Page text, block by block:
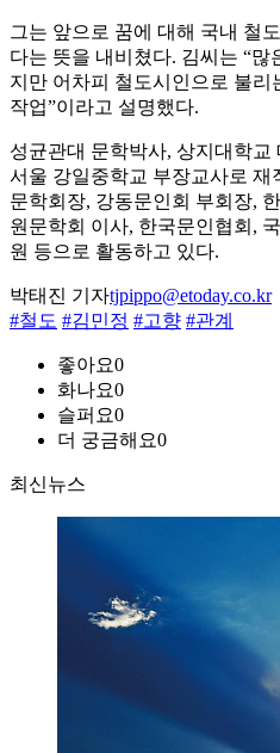
그는 앞으로 꿈에 대해 국내 철
다는 뜻을 내비쳤다. 김씨는 “많
지만 어차피 철도시인으로 불
작업”이라고 설명했다.
성균관대 문학박사, 상지대학교
서울 강일중학교 부장교사로 재
문학회장, 강동문인회 부회장,
원문학회 이사, 한국문인협회,
원 등으로 활동하고 있다.
박태진 기자tjpippo@etoday.co.kr
#철도 #김민정 #고향 #관계
좋아요0
화나요0
슬퍼요0
더 궁금해요0
최신뉴스